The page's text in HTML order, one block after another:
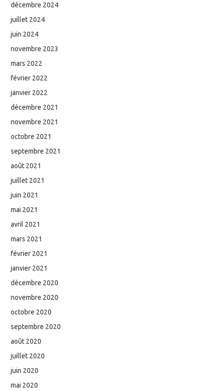
décembre 2024
juillet 2024
juin 2024
novembre 2023
mars 2022
février 2022
janvier 2022
décembre 2021
novembre 2021
octobre 2021
septembre 2021
août 2021
juillet 2021
juin 2021
mai 2021
avril 2021
mars 2021
février 2021
janvier 2021
décembre 2020
novembre 2020
octobre 2020
septembre 2020
août 2020
juillet 2020
juin 2020
mai 2020